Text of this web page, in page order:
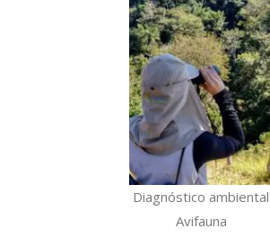
Diagnóstico ambiental
Avifauna